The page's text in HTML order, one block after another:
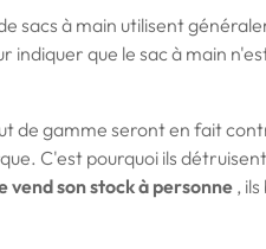
sacs à main utilisent
indiquer que le sac à main
de gamme seront en fait
C'est pourquoi ils
vend son stock à personne ,